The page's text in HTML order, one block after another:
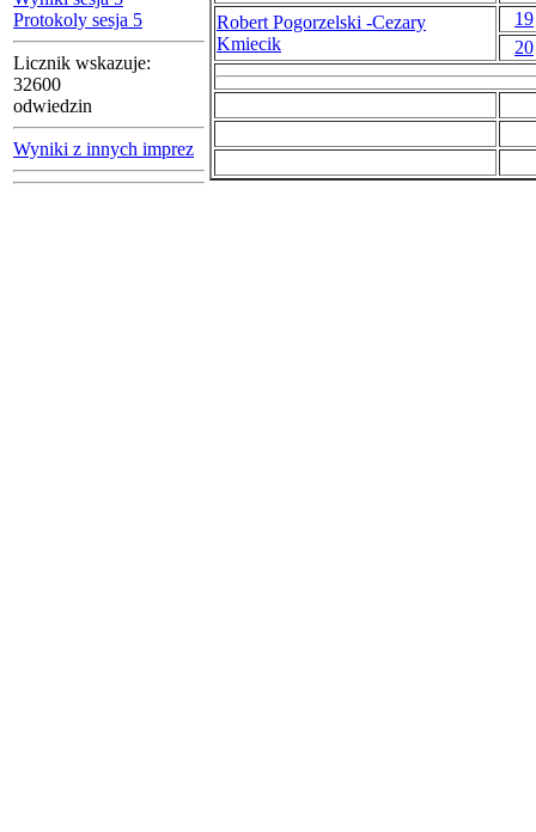
Protokoly sesja 5
Licznik wskazuje:
32600
odwiedzin
Wyniki z innych imprez
Robert Pogorzelski -Cezary
Kmiecik
19
20